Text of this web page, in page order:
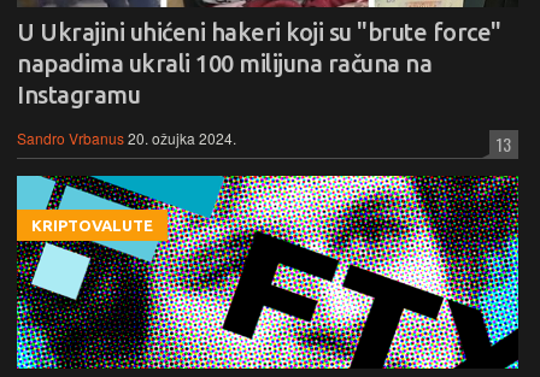
U Ukrajini uhićeni hakeri koji su "brute force"
napadima ukrali 100 milijuna računa na
Instagramu
Sandro Vrbanus20. ožujka 2024. 13
KRIPTOVALUTE